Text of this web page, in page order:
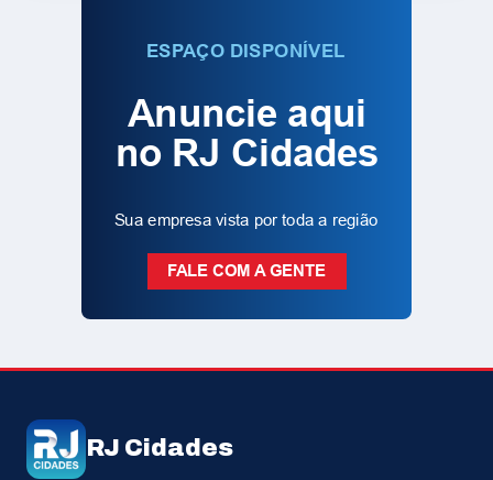
RJ Cidades